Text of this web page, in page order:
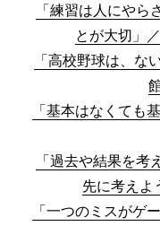
「練習は人にやら
とが大切」
「高校野球は、な
「基本はなくても
「過去や結果を
先に考えよ
「一つのミスがゲ